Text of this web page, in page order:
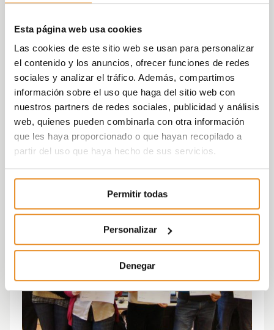
Esta página web usa cookies
Las cookies de este sitio web se usan para personalizar
el contenido y los anuncios, ofrecer funciones de redes
sociales y analizar el tráfico. Además, compartimos
información sobre el uso que haga del sitio web con
nuestros partners de redes sociales, publicidad y análisis
web, quienes pueden combinarla con otra información
que les haya proporcionado o que hayan recopilado a
partir del uso que haya hecho de sus servicios.
Permitir todas
Personalizar
Denegar